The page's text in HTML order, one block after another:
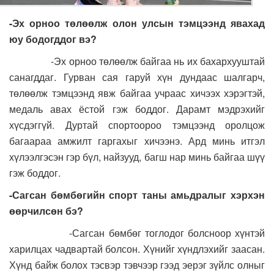
-Эх орноо төлөөлж олон улсын тэмцээнд явахад
юу бодогддог вэ?
-Эх орноо төлөөлж байгаа нь их бахархууштай
санагддаг. Гурван сая гаруй хүн дундаас шалгарч,
төлөөлж тэмцээнд явж байгаа учраас хичээх хэрэгтэй,
медаль авах ёстой гэж боддог. Дарамт мэдрэхийг
хүсдэггүй. Дуртай спортоороо тэмцээнд оролцож
багаараа амжилт гаргахыг хичээнэ. Ард минь итгэл
хүлээлгэсэн гэр бүл, найзууд, багш нар минь байгаа шүү
гэж боддог.
-Сагсан бөмбөгийн спорт таны амьдралыг хэрхэн
өөрчилсөн бэ?
-Сагсан бөмбөг тоглодог болсноор хүнтэй
харилцах чадвартай болсон. Хүнийг хүндлэхийг заасан.
Хүнд байж болох тэсвэр тэвчээр гээд эерэг зүйлс олныг